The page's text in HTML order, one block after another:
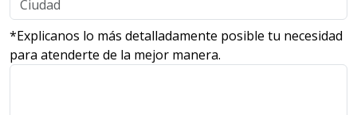
*Explicanos lo más detalladamente posible tu necesidad
para atenderte de la mejor manera.